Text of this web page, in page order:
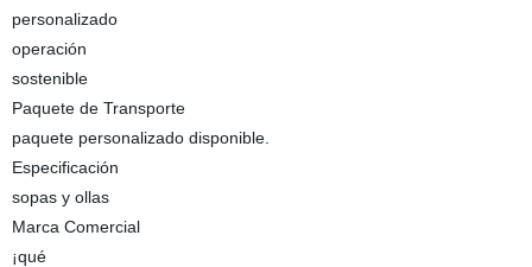
personalizado
operación
sostenible
Paquete de Transporte
paquete personalizado disponible.
Especificación
sopas y ollas
Marca Comercial
¡qué